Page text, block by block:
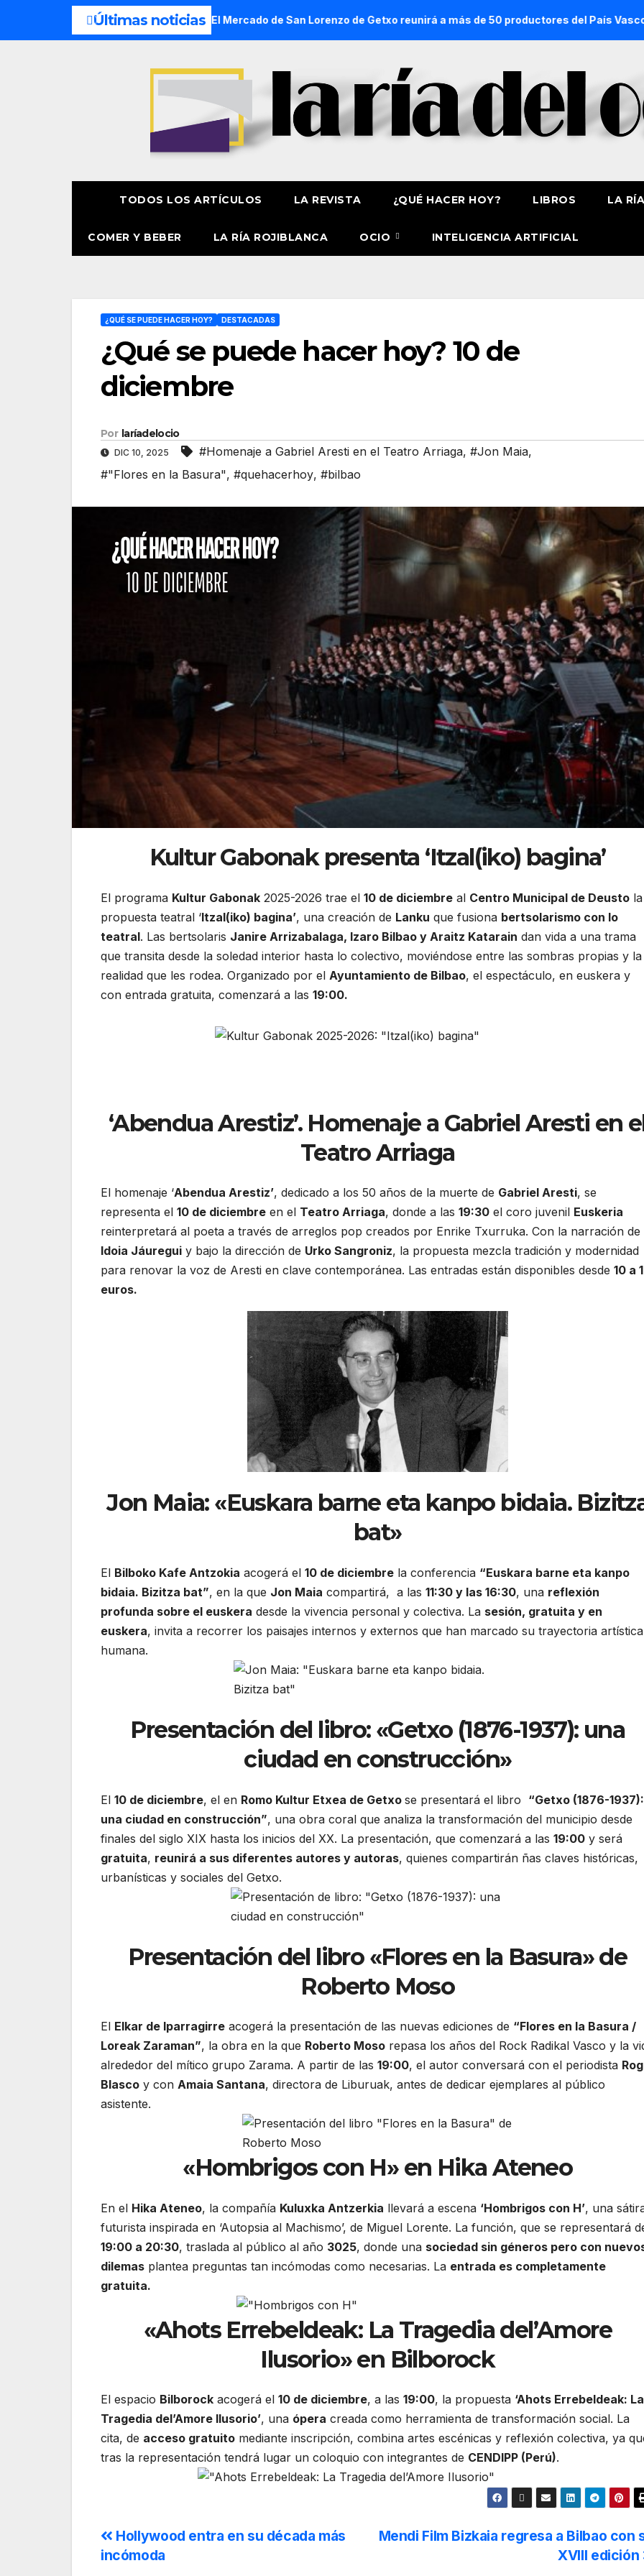
Últimas noticias
siete embarcaciones El Mercado de San Lorenzo de Getxo reunirá a más de 50 productores del País Vasco
TODOS LOS ARTÍCULOS LA REVISTA ¿QUÉ HACER HOY? LIBROS LA
COMER Y BEBER LA RÍA ROJIBLANCA OCIO INTELIGENCIA ARTIFICIAL
¿QUÉ SE PUEDE HACER HOY? DESTACADAS
¿Qué se puede hacer hoy? 10 de
diciembre
Por laríadelocio
DIC 10, 2025 #Homenaje a Gabriel Aresti en el Teatro Arriaga, #Jon Maia,
#"Flores en la Basura", #quehacerhoy, #bilbao
Kultur Gabonak presenta ‘Itzal(iko) bagina’
El programa Kultur Gabonak 2025-2026 trae el 10 de diciembre al Centro Municipal de Deusto la
propuesta teatral ‘Itzal(iko) bagina’, una creación de Lanku que fusiona bertsolarismo con lo
teatral. Las bertsolaris Janire Arrizabalaga, Izaro Bilbao y Araitz Katarain dan vida a una trama
que transita desde la soledad interior hasta lo colectivo, moviéndose entre las sombras propias y la
realidad que les rodea. Organizado por el Ayuntamiento de Bilbao, el espectáculo, en euskera y
con entrada gratuita, comenzará a las 19:00.
‘Abendua Arestiz’. Homenaje a Gabriel Aresti en
Teatro Arriaga
El homenaje ‘Abendua Arestiz’, dedicado a los 50 años de la muerte de Gabriel Aresti, se
representa el 10 de diciembre en el Teatro Arriaga, donde a las 19:30 el coro juvenil Euskeria
reinterpretará al poeta a través de arreglos pop creados por Enrike Txurruka. Con la narración de
Idoia Jáuregui y bajo la dirección de Urko Sangroniz, la propuesta mezcla tradición y modernidad
para renovar la voz de Aresti en clave contemporánea. Las entradas están disponibles desde 10 a
euros.
Jon Maia: «Euskara barne eta kanpo bidaia.
bat»
El Bilboko Kafe Antzokia acogerá el 10 de diciembre la conferencia “Euskara barne eta kanpo
bidaia. Bizitza bat”, en la que Jon Maia compartirá, a las 11:30 y las 16:30, una reflexión
profunda sobre el euskera desde la vivencia personal y colectiva. La sesión, gratuita y en
euskera, invita a recorrer los paisajes internos y externos que han marcado su trayectoria
humana.
Presentación del libro: «Getxo (1876-1937): una
ciudad en construcción»
El 10 de diciembre, el en Romo Kultur Etxea de Getxo se presentará el libro “Getxo (1876-1937):
una ciudad en construcción”, una obra coral que analiza la transformación del municipio desde
finales del siglo XIX hasta los inicios del XX. La presentación, que comenzará a las 19:00 y será
gratuita, reunirá a sus diferentes autores y autoras, quienes compartirán ñas claves históricas,
urbanísticas y sociales del Getxo.
Presentación del libro «Flores en la Basura» de
Roberto Moso
El Elkar de Iparragirre acogerá la presentación de las nuevas ediciones de “Flores en la Basura /
Loreak Zaraman”, la obra en la que Roberto Moso repasa los años del Rock Radikal Vasco y la
alrededor del mítico grupo Zarama. A partir de las 19:00, el autor conversará con el periodista
Blasco y con Amaia Santana, directora de Liburuak, antes de dedicar ejemplares al público
asistente.
«Hombrigos con H» en Hika Ateneo
En el Hika Ateneo, la compañía Kuluxka Antzerkia llevará a escena ‘Hombrigos con H’, una
futurista inspirada en ‘Autopsia al Machismo’, de Miguel Lorente. La función, que se representará
19:00 a 20:30, traslada al público al año 3025, donde una sociedad sin géneros pero con
dilemas plantea preguntas tan incómodas como necesarias. La entrada es completamente
gratuita.
«Ahots Errebeldeak: La Tragedia del’Amore
Ilusorio» en Bilborock
El espacio Bilborock acogerá el 10 de diciembre, a las 19:00, la propuesta ‘Ahots Errebeldeak: La
Tragedia del’Amore Ilusorio’, una ópera creada como herramienta de transformación social. La
cita, de acceso gratuito mediante inscripción, combina artes escénicas y reflexión colectiva, ya
tras la representación tendrá lugar un coloquio con integrantes de CENDIPP (Perú).
Mendi Film Bizkaia regresa a Bilbao con
XVIII edición
Hollywood entra en su década más
incómoda